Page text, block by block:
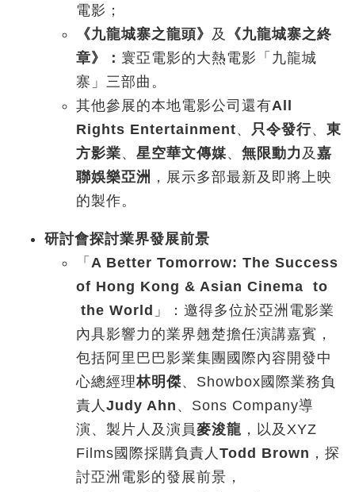
電影；
《九龍城寨之龍頭》 及
《九龍城寨之終
章》： 寰亞電影的大熱電影「九龍城
寨」三部曲。
其他參展的本地電影公司還有All
Rights Entertainment、 只令發行、 東
方影業、 星空華文傳媒、 無限動力 及 嘉
聯娛樂亞洲 ，展示多部最新及即將上映
的製作。
研討會探討業界發展前景
「 A Better Tomorrow: The Success
of Hong Kong & Asian Cinema to
the World 」：邀得多位於亞洲電影業
內具影響力的業界翹楚擔任演講嘉賓，
包括阿里巴巴影業集團國際內容開發中
心總經理林明傑、Showbox國際業務負
責人 Judy Ahn 、Sons Company導
演、製片人及演員麥浚龍 ，以及XYZ
Films國際採購負責人 Todd Brown ，探
討亞洲電影的發展前景，